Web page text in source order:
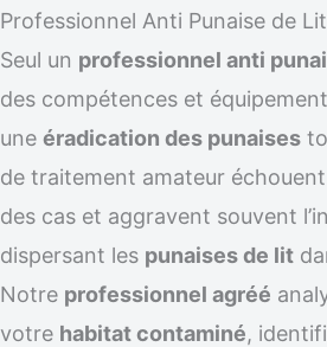
Professionnel Anti Punaise de Lit
Seul un professionnel anti
des compétences et
une éradication des punaises
de traitement amateur
des cas et aggravent souvent
dispersant les punaises de lit
Notre professionnel agréé
votre habitat contaminé,